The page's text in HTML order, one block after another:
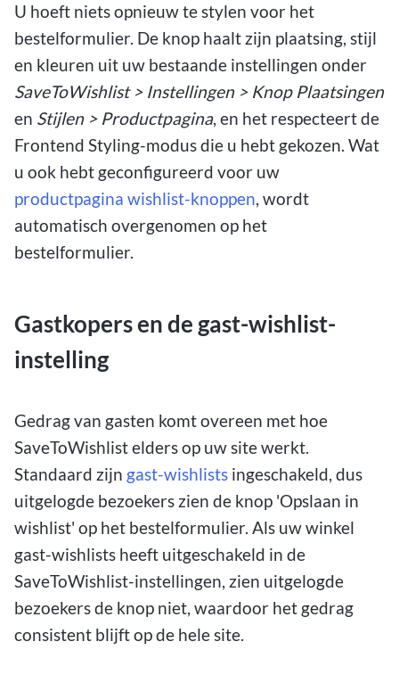
U hoeft niets opnieuw te stylen voor het
bestelformulier. De knop haalt zijn plaatsing, stijl
en kleuren uit uw bestaande instellingen onder
SaveToWishlist > Instellingen > Knop Plaatsingen
en Stijlen > Productpagina, en het respecteert de
Frontend Styling-modus die u hebt gekozen. Wat
u ook hebt geconfigureerd voor uw
productpagina wishlist-knoppen, wordt
automatisch overgenomen op het
bestelformulier.
Gastkopers en de gast-wishlist-
instelling
Gedrag van gasten komt overeen met hoe
SaveToWishlist elders op uw site werkt.
Standaard zijn gast-wishlists ingeschakeld, dus
uitgelogde bezoekers zien de knop 'Opslaan in
wishlist' op het bestelformulier. Als uw winkel
gast-wishlists heeft uitgeschakeld in de
SaveToWishlist-instellingen, zien uitgelogde
bezoekers de knop niet, waardoor het gedrag
consistent blijft op de hele site.